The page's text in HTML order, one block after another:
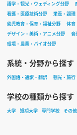
語学・観光・ウェディング分野
看護・医療技術分野
栄養・調理
幼児教育・保育・福祉分野
体育
デザイン・美術・アニメ分野
音
環境・農業・バイオ分野
系統・分野から探す
外国語・通訳・翻訳 観光・旅行
学校の種類から探す
大学 短期大学 専門学校 その